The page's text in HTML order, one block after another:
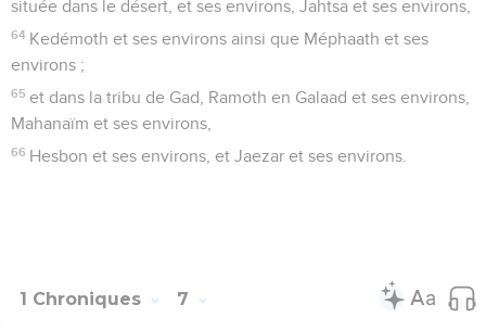
située dans le désert, et ses environs, Jahtsa et ses environs,
64 Kedémoth et ses environs ainsi que Méphaath et ses
environs ;
65 et dans la tribu de Gad, Ramoth en Galaad et ses environs,
Mahanaïm et ses environs,
66 Hesbon et ses environs, et Jaezar et ses environs.
1 Chroniques 7